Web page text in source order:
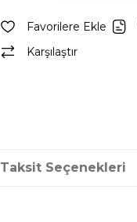
Karşılaştır
Taksit Seçenekleri